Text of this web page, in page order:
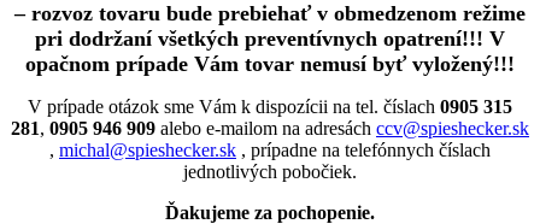
– rozvoz tovaru bude prebiehať v obmedzenom režime
pri dodržaní všetkých preventívnych opatrení!!! V
opačnom prípade Vám tovar nemusí byť vyložený!!!
V prípade otázok sme Vám k dispozícii na tel. číslach 0905 315
281, 0905 946 909 alebo e-mailom na adresách ccv@spieshecker.sk
, michal@spieshecker.sk , prípadne na telefónnych číslach
jednotlivých pobočiek.
Ďakujeme za pochopenie.